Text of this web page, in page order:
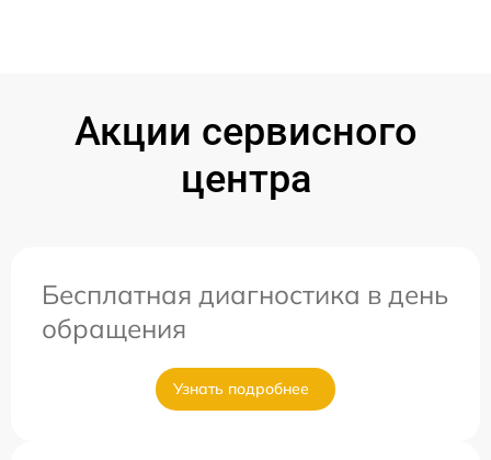
Акции сервисного
центра
Бесплатная диагностика в день
обращения
Узнать подробнее